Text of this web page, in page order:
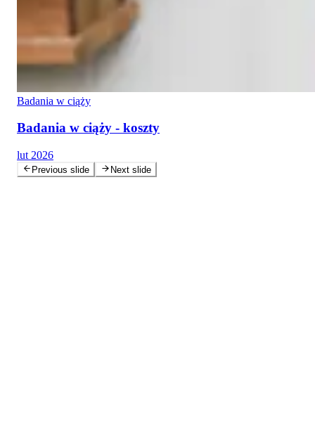
Badania w ciąży
Badania w ciąży - koszty
lut 2026
Previous slide Next slide